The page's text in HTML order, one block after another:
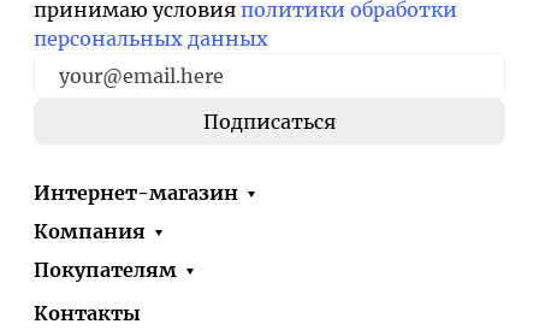
принимаю условия политики обработки
персональных данных
Интернет-магазин
Компания
Покупателям
Контакты